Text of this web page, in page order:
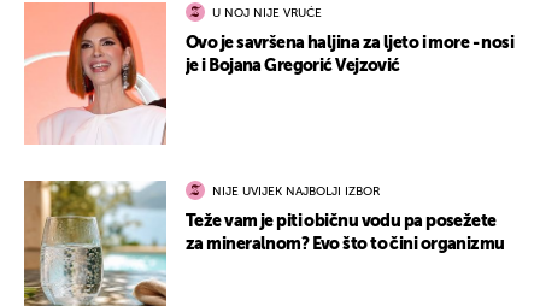
U NOJ NIJE VRUĆE
Ovo je savršena haljina za ljeto i more - nosi
je i Bojana Gregorić Vejzović
NIJE UVIJEK NAJBOLJI IZBOR
Teže vam je piti običnu vodu pa posežete
za mineralnom? Evo što to čini organizmu